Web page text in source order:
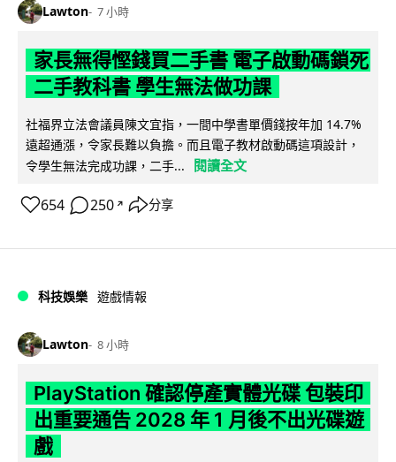
Lawton 7 小時
家長無得慳錢買二手書 電子啟動碼鎖死
二手教科書 學生無法做功課
社福界立法會議員陳文宜指，一間中學書單價錢按年加 14.7%
遠超通漲，令家長難以負擔。而且電子教材啟動碼這項設計，
令學生無法完成功課，二手...
閱讀全文
654 250 ↗ 分享
科技娛樂 遊戲情報
Lawton 8 小時
PlayStation 確認停產實體光碟 包裝印
出重要通告 2028 年 1 月後不出光碟遊
戲